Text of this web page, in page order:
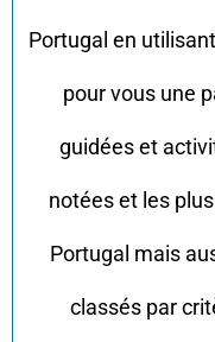
Portugal en
pour vous une
guidées et
notées et les
Portugal mais
classés par